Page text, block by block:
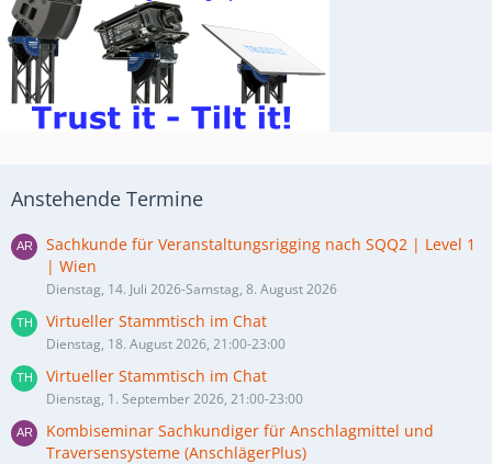
Anstehende Termine
Sachkunde für Veranstaltungsrigging nach SQQ2 | Level 1
| Wien
Dienstag, 14. Juli 2026-Samstag, 8. August 2026
Virtueller Stammtisch im Chat
Dienstag, 18. August 2026, 21:00-23:00
Virtueller Stammtisch im Chat
Dienstag, 1. September 2026, 21:00-23:00
Kombiseminar Sachkundiger für Anschlagmittel und
Traversensysteme (AnschlägerPlus)